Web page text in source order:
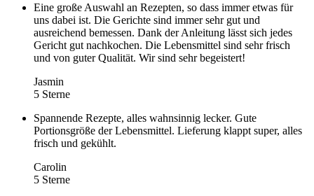
Eine große Auswahl an Rezepten, so dass immer etwas für
uns dabei ist. Die Gerichte sind immer sehr gut und
ausreichend bemessen. Dank der Anleitung lässt sich jedes
Gericht gut nachkochen. Die Lebensmittel sind sehr frisch
und von guter Qualität. Wir sind sehr begeistert!
Jasmin
5 Sterne
Spannende Rezepte, alles wahnsinnig lecker. Gute
Portionsgröße der Lebensmittel. Lieferung klappt super, alles
frisch und gekühlt.
Carolin
5 Sterne